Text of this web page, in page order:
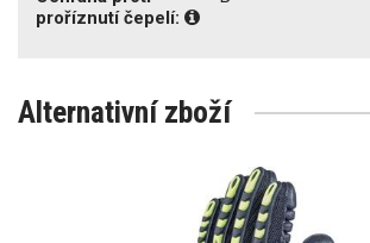
proříznutí čepelí:
Alternativní zboží